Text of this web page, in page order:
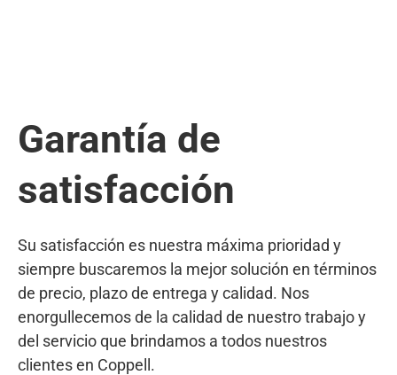
Garantía de
satisfacción
Su satisfacción es nuestra máxima prioridad y
siempre buscaremos la mejor solución en términos
de precio, plazo de entrega y calidad. Nos
enorgullecemos de la calidad de nuestro trabajo y
del servicio que brindamos a todos nuestros
clientes en Coppell.